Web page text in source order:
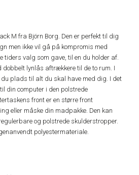
M fra Björn Borg. Den er perfekt til dig
men ikke vil gå på kompromis med
tiders valg som gave, til en du holder af.
dobbelt lynlås aftrækkere til de to rum. I
plads til alt du skal have med dig. I det
din computer i den polstrede
front er en større front
eller måske din madpakke. Den kan
og polstrede skulderstropper.
polyestermateriale.